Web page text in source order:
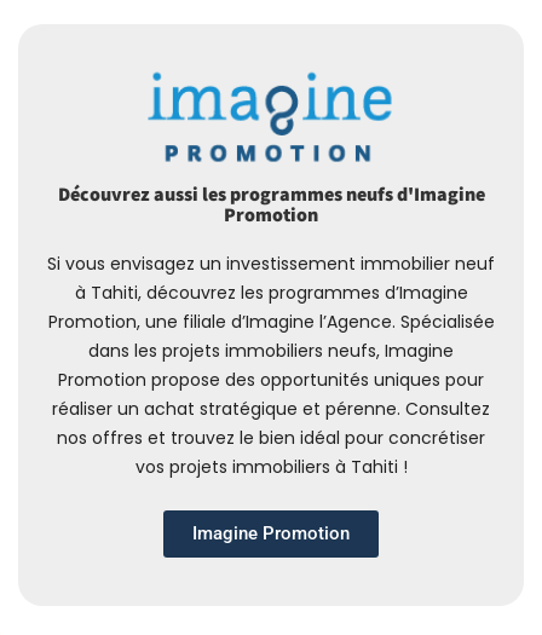
Découvrez aussi les programmes neufs d'Imagine
Promotion
Si vous envisagez un investissement immobilier neuf
à Tahiti, découvrez les programmes d’Imagine
Promotion, une filiale d’Imagine l’Agence. Spécialisée
dans les projets immobiliers neufs, Imagine
Promotion propose des opportunités uniques pour
réaliser un achat stratégique et pérenne. Consultez
nos offres et trouvez le bien idéal pour concrétiser
vos projets immobiliers à Tahiti !
Imagine Promotion